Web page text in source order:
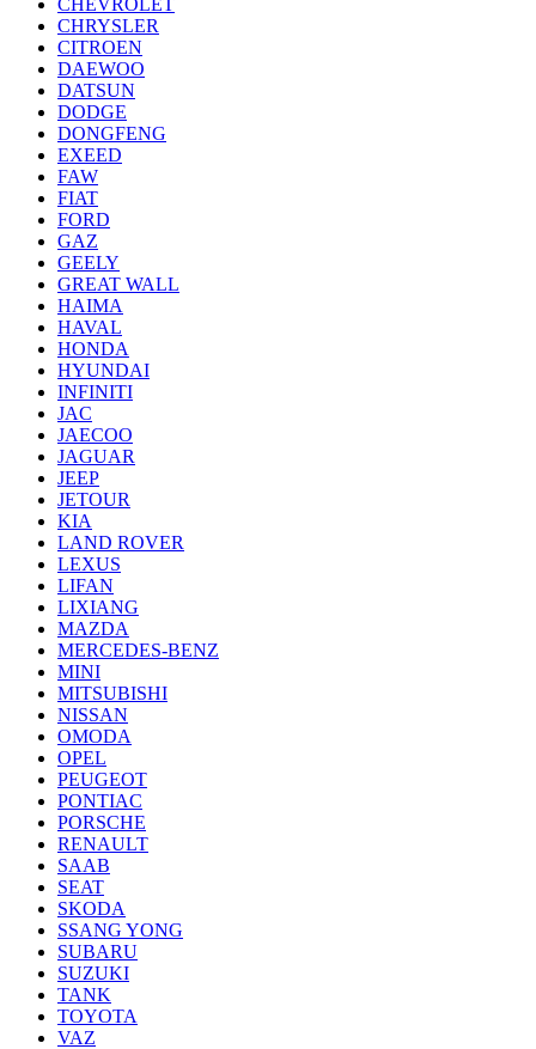
CHEVROLET
CHRYSLER
CITROEN
DAEWOO
DATSUN
DODGE
DONGFENG
EXEED
FAW
FIAT
FORD
GAZ
GEELY
GREAT WALL
HAIMA
HAVAL
HONDA
HYUNDAI
INFINITI
JAC
JAECOO
JAGUAR
JEEP
JETOUR
KIA
LAND ROVER
LEXUS
LIFAN
LIXIANG
MAZDA
MERCEDES-BENZ
MINI
MITSUBISHI
NISSAN
OMODA
OPEL
PEUGEOT
PONTIAC
PORSCHE
RENAULT
SAAB
SEAT
SKODA
SSANG YONG
SUBARU
SUZUKI
TANK
TOYOTA
VAZ